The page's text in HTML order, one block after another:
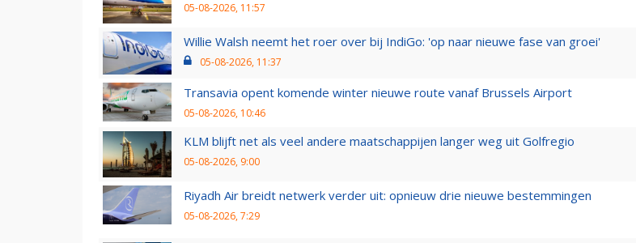
05-08-2026, 11:57
Willie Walsh neemt het roer over bij IndiGo: 'op naar nieuwe fase van groei'
05-08-2026, 11:37
Transavia opent komende winter nieuwe route vanaf Brussels Airport
05-08-2026, 10:46
KLM blijft net als veel andere maatschappijen langer weg uit Golfregio
05-08-2026, 9:00
Riyadh Air breidt netwerk verder uit: opnieuw drie nieuwe bestemmingen
05-08-2026, 7:29